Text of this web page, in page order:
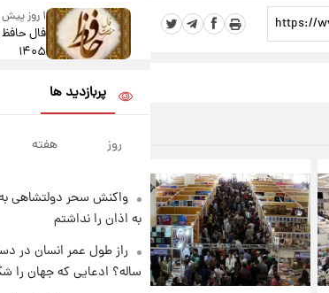
۱ روز پیش
۱۴۰۵
ماه ۱۴۰۵
۱ روز پیش
چهارشنبه ۱۴ مرداد + جدول
۱ روز پیش
پربازدید ها
روز هفته
واکنش سحر دولتشاهی
به اذان را نداشتم
ساله؟ ادعایی که جهان را